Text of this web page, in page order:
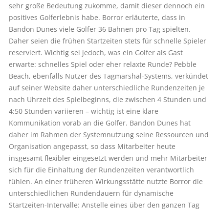
sehr große Bedeutung zukomme, damit dieser dennoch ein
positives Golferlebnis habe. Borror erläuterte, dass in
Bandon Dunes viele Golfer 36 Bahnen pro Tag spielten.
Daher seien die frühen Startzeiten stets für schnelle Spieler
reserviert. Wichtig sei jedoch, was ein Golfer als Gast
erwarte: schnelles Spiel oder eher relaxte Runde? Pebble
Beach, ebenfalls Nutzer des Tagmarshal-Systems, verkündet
auf seiner Website daher unterschiedliche Rundenzeiten je
nach Uhrzeit des Spielbeginns, die zwischen 4 Stunden und
4:50 Stunden variieren – wichtig ist eine klare
Kommunikation vorab an die Golfer. Bandon Dunes hat
daher im Rahmen der Systemnutzung seine Ressourcen und
Organisation angepasst, so dass Mitarbeiter heute
insgesamt flexibler eingesetzt werden und mehr Mitarbeiter
sich für die Einhaltung der Rundenzeiten verantwortlich
fühlen. An einer früheren Wirkungsstätte nutzte Borror die
unterschiedlichen Rundendauern für dynamische
Startzeiten-Intervalle: Anstelle eines über den ganzen Tag